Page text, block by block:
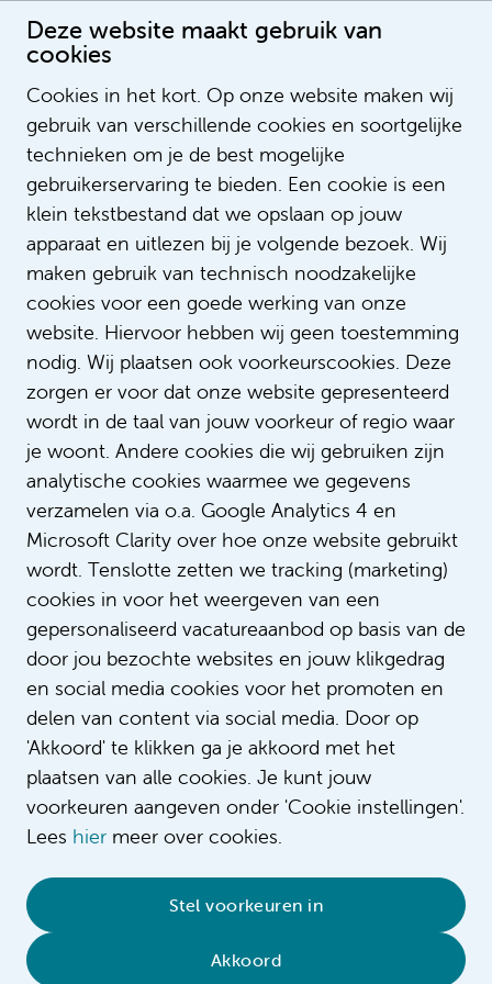
Deze website maakt gebruik van
cookies
Cookies in het kort. Op onze website maken wij
gebruik van verschillende cookies en soortgelijke
technieken om je de best mogelijke
gebruikerservaring te bieden. Een cookie is een
klein tekstbestand dat we opslaan op jouw
apparaat en uitlezen bij je volgende bezoek. Wij
maken gebruik van technisch noodzakelijke
cookies voor een goede werking van onze
website. Hiervoor hebben wij geen toestemming
nodig. Wij plaatsen ook voorkeurscookies. Deze
zorgen er voor dat onze website gepresenteerd
wordt in de taal van jouw voorkeur of regio waar
je woont. Andere cookies die wij gebruiken zijn
analytische cookies waarmee we gegevens
verzamelen via o.a. Google Analytics 4 en
Microsoft Clarity over hoe onze website gebruikt
wordt. Tenslotte zetten we tracking (marketing)
cookies in voor het weergeven van een
gepersonaliseerd vacatureaanbod op basis van de
door jou bezochte websites en jouw klikgedrag
en social media cookies voor het promoten en
delen van content via social media. Door op
'Akkoord' te klikken ga je akkoord met het
plaatsen van alle cookies. Je kunt jouw
voorkeuren aangeven onder 'Cookie instellingen'.
Lees hier meer over cookies.
Stel voorkeuren in
Akkoord
Suzanne de Vos Burchart
Cookieverklaring • Sitemap